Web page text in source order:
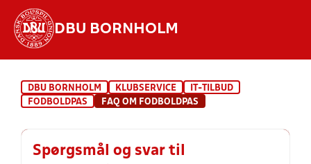
DBU BORNHOLM
INDHOLD OG NYHEDER
DBU BORNHOLM KLUBSERVICE
IT-TILBUD
FODBOLDPAS
FAQ OM FODBOLDPAS
Spørgsmål og svar til